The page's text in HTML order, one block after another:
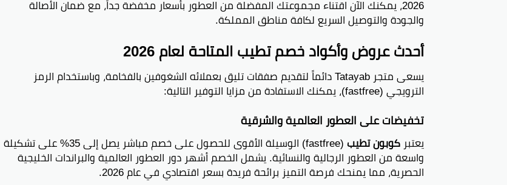
2026، يمكنك الآن اقتناء مجموعتك المفضلة من العطور بأسعار مخفضة جداً، مع ضمان الأصالة
والجودة والتوصيل السريع لكافة مناطق المملكة.
أحدث عروض وأكواد خصم تطيب المتاحة لعام 2026
يسعى متجر Tatayab دائماً لتقديم صفقات تليق بعملائه الشغوفين بالفخامة، وباستخدام الرمز
الترويجي (fastfree)، يمكنك الاستفادة من مزايا التوفير التالية:
تخفيضات على العطور العالمية والشرقية
يعتبر كوبون تطيب (fastfree) الوسيلة الأقوى للحصول على خصم مباشر يصل إلى 35% على تشكيلة
واسعة من العطور الرجالية والنسائية. يشمل الخصم أشهر دور العطور العالمية والبراندات الخليجية
الحصرية، مما يمنحك فرصة التميز برائحة فريدة بسعر اقتصادي في عام 2026.